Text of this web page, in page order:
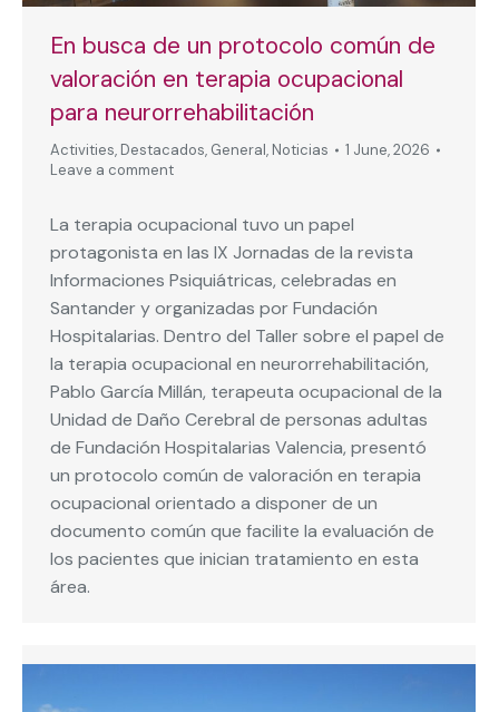
En busca de un protocolo común de
valoración en terapia ocupacional
para neurorrehabilitación
Activities, Destacados, General, Noticias
1 June, 2026
Leave a comment
La terapia ocupacional tuvo un papel
protagonista en las IX Jornadas de la revista
Informaciones Psiquiátricas, celebradas en
Santander y organizadas por Fundación
Hospitalarias. Dentro del Taller sobre el papel de
la terapia ocupacional en neurorrehabilitación,
Pablo García Millán, terapeuta ocupacional de la
Unidad de Daño Cerebral de personas adultas
de Fundación Hospitalarias Valencia, presentó
un protocolo común de valoración en terapia
ocupacional orientado a disponer de un
documento común que facilite la evaluación de
los pacientes que inician tratamiento en esta
área.